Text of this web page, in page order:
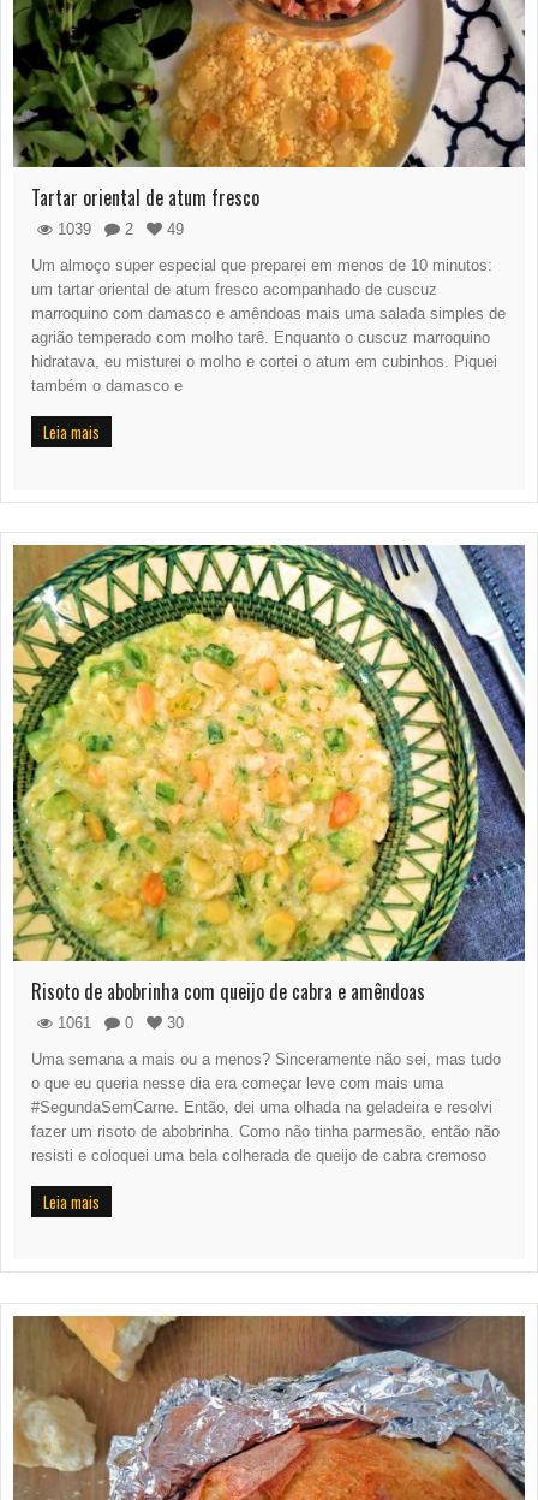
Tartar oriental de atum fresco
1039 2
49
Um almoço super especial que preparei em menos de 10 minutos:
um tartar oriental de atum fresco acompanhado de cuscuz
marroquino com damasco e amêndoas mais uma salada simples de
agrião temperado com molho tarê. Enquanto o cuscuz marroquino
hidratava, eu misturei o molho e cortei o atum em cubinhos. Piquei
também o damasco e
Leia mais
Risoto de abobrinha com queijo de cabra e amêndoas
1061 0
30
Uma semana a mais ou a menos? Sinceramente não sei, mas tudo
o que eu queria nesse dia era começar leve com mais uma
#SegundaSemCarne. Então, dei uma olhada na geladeira e resolvi
fazer um risoto de abobrinha. Como não tinha parmesão, então não
resisti e coloquei uma bela colherada de queijo de cabra cremoso
Leia mais